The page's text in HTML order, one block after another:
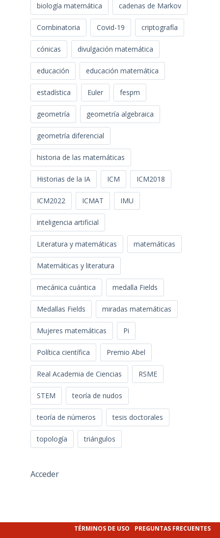
biología matemática cadenas de Markov
Combinatoria Covid-19 criptografía
cónicas divulgación matemática
educación educación matemática
estadística Euler fespm
geometría geometría algebraica
geometría diferencial
historia de las matemáticas
Historias de la IA ICM ICM2018
ICM2022 ICMAT IMU
inteligencia artificial
Literatura y matemáticas matemáticas
Matemáticas y literatura
mecánica cuántica medalla Fields
Medallas Fields miradas matemáticas
Mujeres matemáticas Pi
Política científica Premio Abel
Real Academia de Ciencias RSME
STEM teoría de nudos
teoría de números tesis doctorales
topología triángulos
Acceder
TÉRMINOS DE USO PREGUNTAS FRECUENTES